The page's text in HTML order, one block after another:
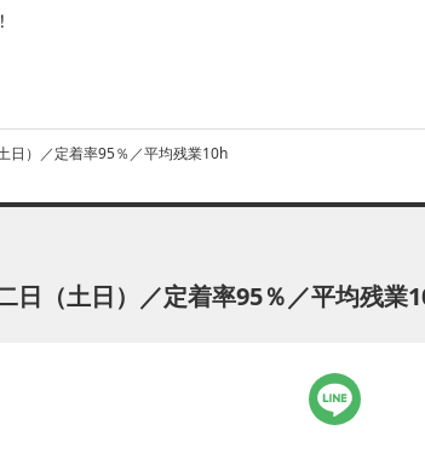
日）／定着率95％／平均残業10h
日（土日）／定着率95％／平均残業